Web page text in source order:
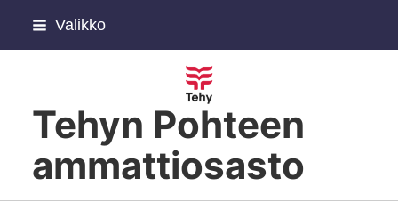
Siirry
Valikko
Tehyn Pohteen
ammattiosasto